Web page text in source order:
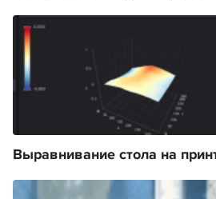
Выравнивание стола на